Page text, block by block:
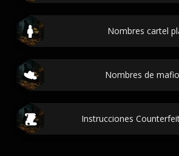
Nombres cartel
Nombres de
Instrucciones